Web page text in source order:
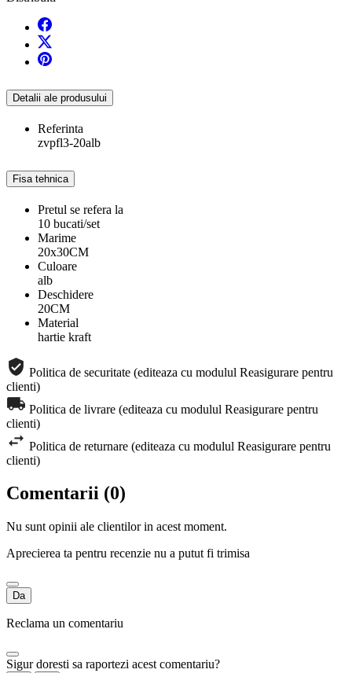
Detalii ale produsului
Referinta
zvpfl3-20alb
Fisa tehnica
Pretul se refera la
10 bucati/set
Marime
20x30CM
Culoare
alb
Deschidere
20CM
Material
hartie kraft
Politica de securitate (editeaza cu modulul Reasigurare pentru
clienti)
Politica de livrare (editeaza cu modulul Reasigurare pentru
clienti)
Politica de returnare (editeaza cu modulul Reasigurare pentru
clienti)
Comentarii (0)
Nu sunt opinii ale clientilor in acest moment.
Aprecierea ta pentru recenzie nu a putut fi trimisa
Da
Reclama un comentariu
Sigur doresti sa raportezi acest comentariu?